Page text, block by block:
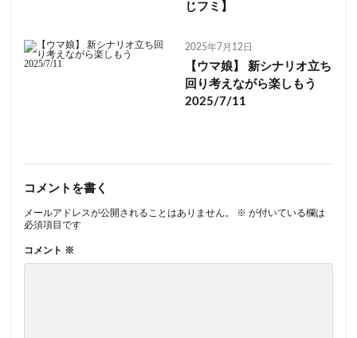
じフミ】
2025年7月12日
【ウマ娘】 新シナリオ立ち
回り考えながら楽しもう
2025/7/11
コメントを書く
メールアドレスが公開されることはありません。 ※ が付いている欄は
必須項目です
コメント ※